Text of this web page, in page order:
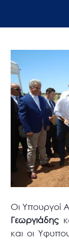
Οι Υπουργοί
Γεωργιάδης
και oι